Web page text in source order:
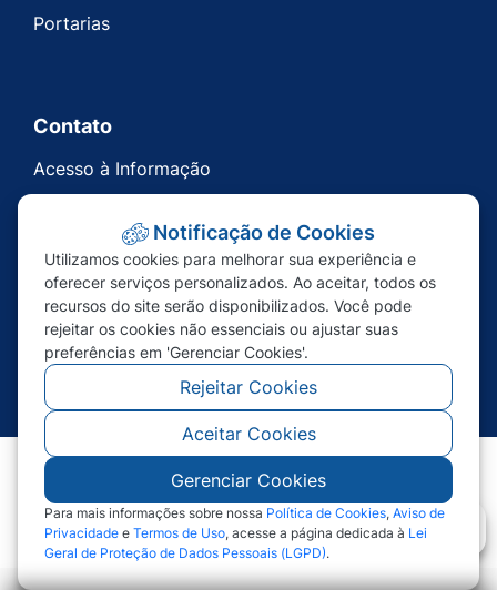
Portarias
Contato
Acesso à Informação
Carta de Serviços
Telefones Úteis
©2026 - Prefeitura de Nova Bandeirantes - MT -
Todos os direitos reservados
Notificação de Cookies
Utilizamos cookies para melhorar sua experiência e
oferecer serviços personalizados. Ao aceitar, todos os
recursos do site serão disponibilizados. Você pode
rejeitar os cookies não essenciais ou ajustar suas
preferências em 'Gerenciar Cookies'.
Rejeitar Cookies
Aceitar Cookies
Gerenciar Cookies
Para mais informações sobre nossa Política de Cookies, Aviso de
Privacidade e Termos de Uso, acesse a página dedicada à Lei
Geral de Proteção de Dados Pessoais (LGPD).